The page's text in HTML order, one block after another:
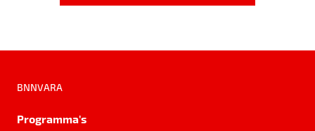
BNNVARA
Programma's